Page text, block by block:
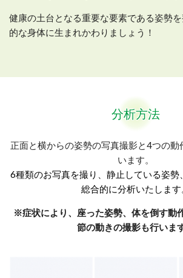
健康の土台となる重要な要素である姿勢
的な身体に生まれかわりましょう！
分析方法
正面と横からの姿勢の写真撮影と4つの
います。
6種類のお写真を撮り、静止している姿勢
総合的に分析いたします
※症状により、座った姿勢、体を倒す動
節の動きの撮影も行います